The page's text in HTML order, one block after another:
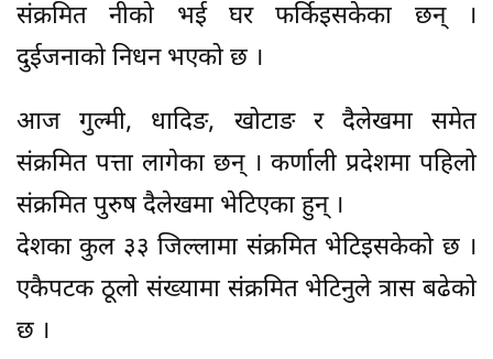
संक्रमित नीको भई घर फर्किइसकेका छन् ।
दुईजनाको निधन भएको छ ।
आज गुल्मी, धादिङ, खोटाङ र दैलेखमा समेत
संक्रमित पत्ता लागेका छन् । कर्णाली प्रदेशमा पहिलो
संक्रमित पुरुष दैलेखमा भेटिएका हुन् ।
देशका कुल ३३ जिल्लामा संक्रमित भेटिइसकेको छ ।
एकैपटक ठूलो संख्यामा संक्रमित भेटिनुले त्रास बढेको
छ ।